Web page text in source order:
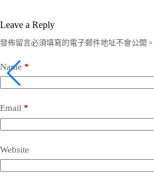
Leave a Reply
發佈留言必須填寫的電子郵件地址不會公開。
Name *
Email *
Website